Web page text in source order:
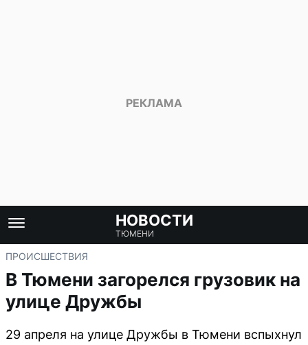
НОВОСТИ
ТЮМЕНИ
ПРОИСШЕСТВИЯ
В Тюмени загорелся грузовик на
улице Дружбы
29 апреля на улице Дружбы в Тюмени вспыхнул